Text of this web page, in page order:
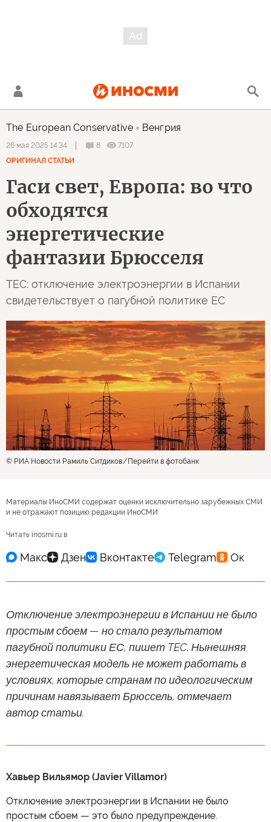
The European Conservative Венгрия
26 мая 2025 14:34 8
7107
ОРИГИНАЛ СТАТЬИ
Гаси свет, Европа: во что
обходятся
энергетические
фантазии Брюсселя
TEC: отключение электроэнергии в Испании
свидетельствует о пагубной политике ЕС
© РИА Новости Рамиль Ситдиков Перейти в фотобанк
Материалы ИноСМИ содержат оценки исключительно зарубежных СМИ
и не отражают позицию редакции ИноСМИ
Читать inosmi.ru в
Отключение электроэнергии в Испании не было
простым сбоем — но стало результатом
пагубной политики ЕС, пишет TEC. Нынешняя
энергетическая модель не может работать в
условиях, которые странам по идеологическим
причинам навязывает Брюссель, отмечает
автор статьи.
Хавьер Вильямор (Javier Villamor)
Отключение электроэнергии в Испании не было
простым сбоем — это было предупреждение.